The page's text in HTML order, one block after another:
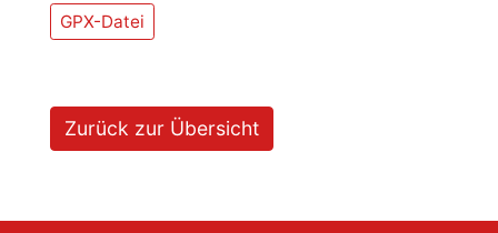
GPX-Datei
Zurück zur Übersicht